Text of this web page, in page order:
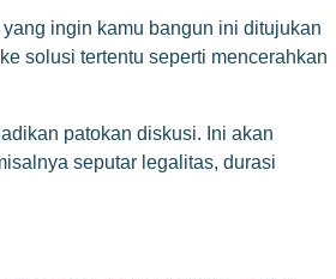
ingin kamu bangun ini ditujukan
solusi tertentu seperti mencerahkan
patokan diskusi. Ini akan
seputar legalitas, durasi